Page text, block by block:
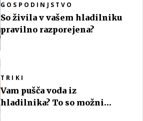
GOSPODINJSTVO
So živila v vašem hladilniku
pravilno razporejena?
TRIKI
Vam pušča voda iz
hladilnika? To so možni